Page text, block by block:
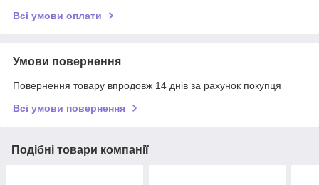
Всі умови оплати
Умови повернення
Повернення товару впродовж 14 днів за рахунок покупця
Всі умови повернення
Подібні товари компанії